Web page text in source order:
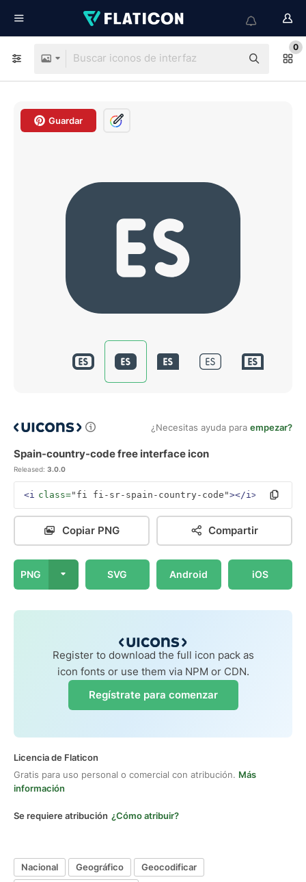
0
Guardar
¿Necesitas ayuda para empezar?
Spain-country-code free interface icon
Released: 3.0.0
<i class="fi fi-sr-spain-country-code"></i>
Copiar PNG Compartir
PNG SVG Android iOS
Register to download the full icon pack as
icon fonts or use them via NPM or CDN.
Regístrate para comenzar
Licencia de Flaticon
Gratis para uso personal o comercial con atribución. Más
información
Se requiere atribución ¿Cómo atribuir?
Nacional Geográfico
Geocodificar